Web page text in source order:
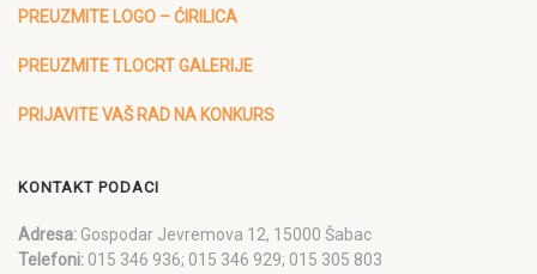
PREUZMITE LOGO – ĆIRILICA
PREUZMITE TLOCRT GALERIJE
PRIJAVITE VAŠ RAD NA KONKURS
KONTAKT PODACI
Adresa: Gospodar Jevremova 12, 15000 Šabac
Telefoni: 015 346 936; 015 346 929; 015 305 803